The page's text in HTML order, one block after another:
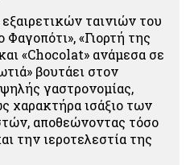
ταινιών του
«Γιορτή της
«Chocolat» ανάμεσα σε
βουτάει στον
γαστρονομίας,
χαρακτήρα ισάξιο των
αποθεώνοντας τόσο
την ιεροτελεστία της